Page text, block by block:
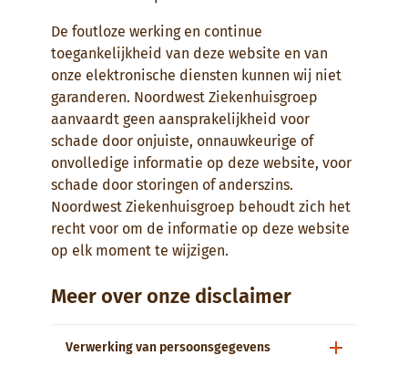
De foutloze werking en continue
toegankelijkheid van deze website en van
onze elektronische diensten kunnen wij niet
garanderen. Noordwest Ziekenhuisgroep
aanvaardt geen aansprakelijkheid voor
schade door onjuiste, onnauwkeurige of
onvolledige informatie op deze website, voor
schade door storingen of anderszins.
Noordwest Ziekenhuisgroep behoudt zich het
recht voor om de informatie op deze website
op elk moment te wijzigen.
Meer over onze disclaimer
Verwerking van persoonsgegevens